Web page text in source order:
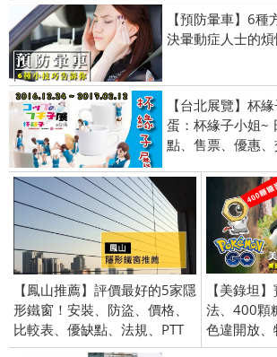
【預防暈車】6
決暈動症人士的煩
【台北展覽】杯
蛋：杯緣子小姐~
點、售票、優惠
【鳳山推薦】評價最好的5家隱
形鐵窗！安裝、防盜、價格、
比較表、優缺點、法規、PTT
【美錄坦
法、400顆
色違開放